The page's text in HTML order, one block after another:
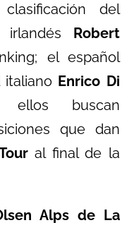
del
Robert
el español
Enrico Di
buscan
que dan
al final de la
Alps de La